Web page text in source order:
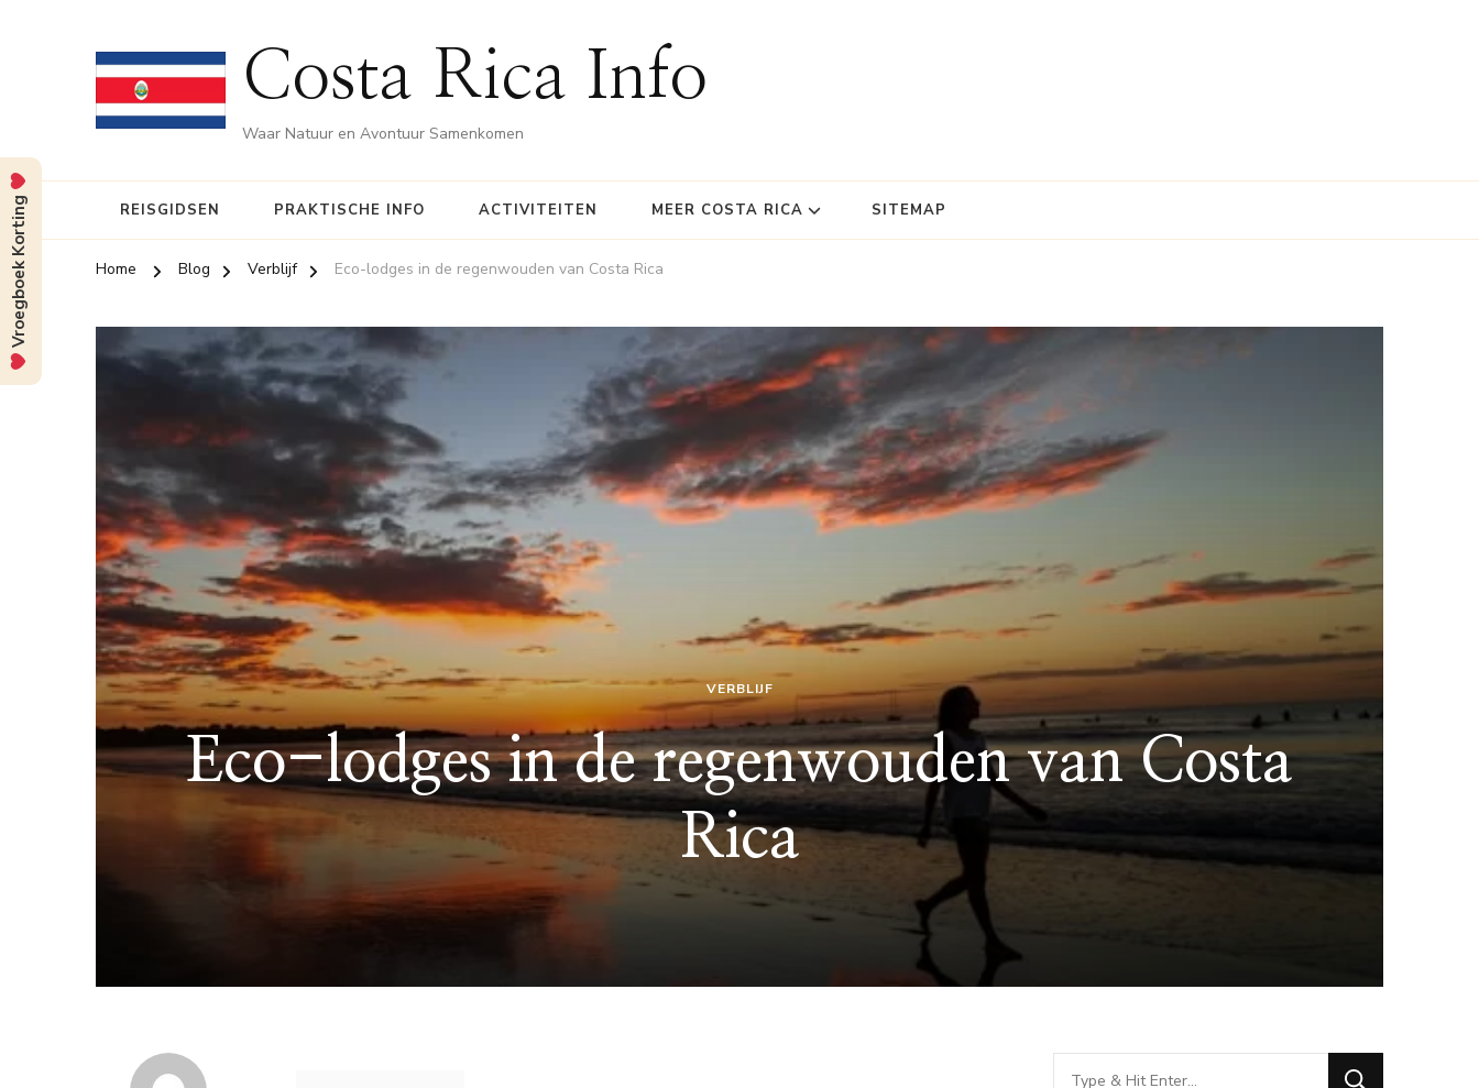
Costa Rica Info
Waar Natuur en Avontuur Samenkomen
REISGIDSEN PRAKTISCHE INFO ACTIVITEITEN MEER COSTA RICA SITEMAP
Home Blog Verblijf Eco-lodges in de regenwouden van Costa Rica
VERBLIJF
Eco-lodges in de regenwouden van Costa
Rica
Looking
Vroegboek Korting